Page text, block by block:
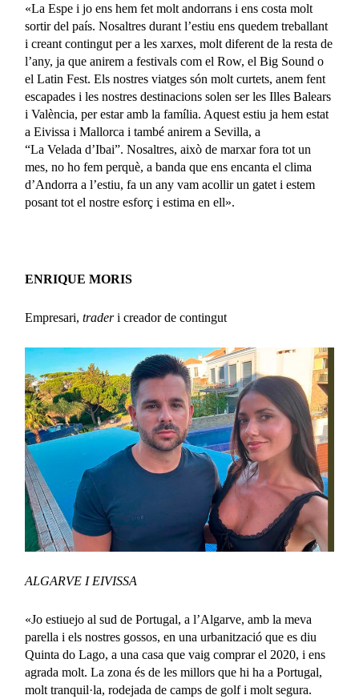
«La Espe i jo ens hem fet molt andorrans i ens costa molt
sortir del país. Nosaltres durant l’estiu ens quedem treballant
i creant contingut per a les xarxes, molt diferent de la resta de
l’any, ja que anirem a festivals com el Row, el Big Sound o
el Latin Fest. Els nostres viatges són molt curtets, anem fent
escapades i les nostres destinacions solen ser les Illes Balears
i València, per estar amb la família. Aquest estiu ja hem estat
a Eivissa i Mallorca i també anirem a Sevilla, a
“La Velada d’Ibai”. Nosaltres, això de marxar fora tot un
mes, no ho fem perquè, a banda que ens encanta el clima
d’Andorra a l’estiu, fa un any vam acollir un gatet i estem
posant tot el nostre esforç i estima en ell».
ENRIQUE MORIS
Empresari,traderi creador de contingut
ALGARVE I EIVISSA
«Jo estiuejo al sud de Portugal, a l’Algarve, amb la meva
parella i els nostres gossos, en una urbanització que es diu
Quinta do Lago, a una casa que vaig comprar el 2020, i ens
agrada molt. La zona és de les millors que hi ha a Portugal,
molt tranquil·la, rodejada de camps de golf i molt segura.